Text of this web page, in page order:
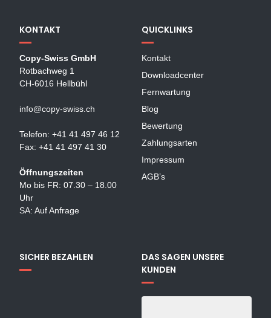
KONTAKT
Copy-Swiss GmbH
Rotbachweg 1
CH-6016 Hellbühl
info@copy-swiss.ch
Telefon: +41 41 497 46 12
Fax: +41 41 497 41 30
Öffnungszeiten
Mo bis FR: 07.30 – 18.00
Uhr
SA: Auf Anfrage
QUICKLINKS
Kontakt
Downloadcenter
Fernwartung
Blog
Bewertung
Zahlungsarten
Impressum
AGB’s
SICHER BEZAHLEN
DAS SAGEN UNSERE
KUNDEN